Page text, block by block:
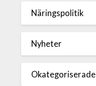
Näringspolitik
Nyheter
Okategoriserade